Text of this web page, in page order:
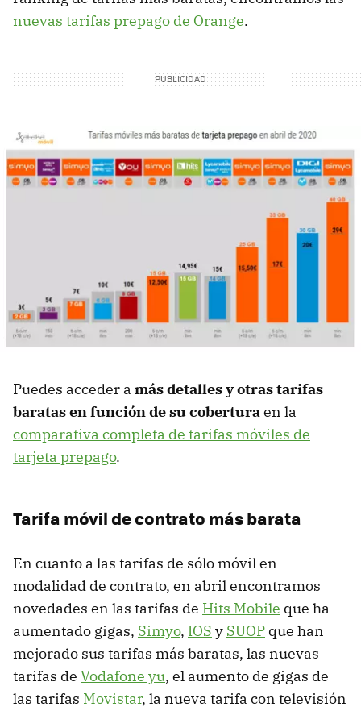
nuevas tarifas prepago de Orange.
Puedes acceder a más detalles y otras tarifas
baratas en función de su coberturaen la
comparativa completa de tarifas móviles de
tarjeta prepago.
Tarifa móvil de contrato más barata
En cuanto a las tarifas de sólo móvil en
modalidad de contrato, en abril encontramos
novedades en las tarifas de Hits Mobile que ha
aumentado gigas, Simyo, IOS y SUOP que han
mejorado sus tarifas más baratas, las nuevas
tarifas de Vodafone yu, el aumento de gigas de
las tarifas Movistar, la nueva tarifa con televisión